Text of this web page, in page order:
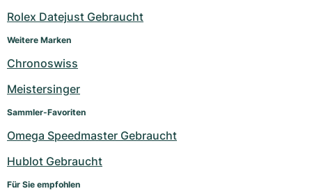
Rolex Datejust Gebraucht
Weitere Marken
Chronoswiss
Meistersinger
Sammler-Favoriten
Omega Speedmaster Gebraucht
Hublot Gebraucht
Für Sie empfohlen